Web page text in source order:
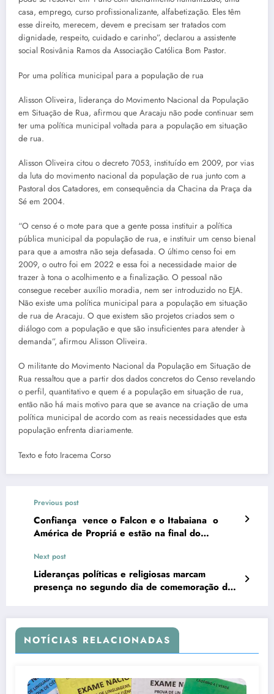
casa, emprego, curso profissionalizante, alfabetização. Eles têm
esse direito, merecem, devem e precisam ser tratados com
dignidade, respeito, cuidado e carinho”, declarou a assistente
social Rosivânia Ramos da Associação Católica Bom Pastor.
Por uma política municipal para a população de rua
Alisson Oliveira, liderança do Movimento Nacional da População
em Situação de Rua, afirmou que Aracaju não pode continuar sem
ter uma política municipal voltada para a população em situação
de rua.
Alisson Oliveira citou o decreto 7053, instituído em 2009, por vias
da luta do movimento nacional da população de rua junto com a
Pastoral dos Catadores, em consequência da Chacina da Praça da
Sé em 2004.
“O censo é o mote para que a gente possa instituir a política
pública municipal da população de rua, e instituir um censo bienal
para que a amostra não seja defasada. O último censo foi em
2009, o outro foi em 2022 e essa foi a necessidade maior de
trazer à tona o acolhimento e a finalização. O pessoal não
consegue receber auxílio moradia, nem ser introduzido no EJA.
Não existe uma política municipal para a população em situação
de rua de Aracaju. O que existem são projetos criados sem o
diálogo com a população e que são insuficientes para atender à
demanda”, afirmou Alisson Oliveira.
O militante do Movimento Nacional da População em Situação de
Rua ressaltou que a partir dos dados concretos do Censo revelando
o perfil, quantitativo e quem é a população em situação de rua,
então não há mais motivo para que se avance na criação de uma
política municipal de acordo com as reais necessidades que esta
população enfrenta diariamente.
Texto e foto Iracema Corso
Previous post
Confiança vence o Falcon e o Itabaiana o
América de Propriá e estão na final do
Next post
Lideranças políticas e religiosas marcam
presença no segundo dia de comemoração dos
NOTÍCIAS RELACIONADAS